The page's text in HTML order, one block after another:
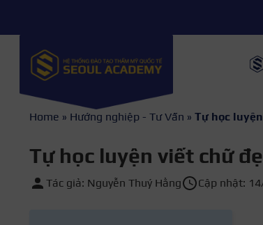
Home » Hướng nghiệp - Tư Vấn » Tự học
Tự học luyện viết chữ
Tác giả: Nguyễn Thuý Hằng Cập nhật: